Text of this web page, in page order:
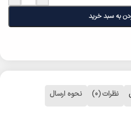
به سبد خرید
نظرات (0) نحوه ارسال